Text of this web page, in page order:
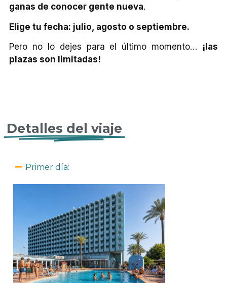
ganas de conocer gente nueva.
Elige tu fecha: julio, agosto o septiembre.
Pero no lo dejes para el último momento… ¡las
plazas son limitadas!
Detalles del viaje
Primer día: